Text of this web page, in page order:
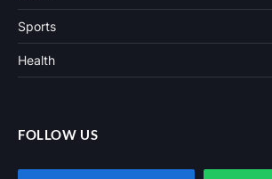
Sports
Health
FOLLOW US